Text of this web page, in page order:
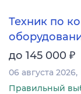
Техник по
до 145 000 ₽
06 августа 2026
Правильный